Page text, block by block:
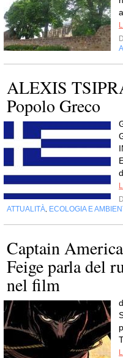
ALEXIS
Popolo Greco
ATTUALITÀ, ECOLOGIA E
Captain
Feige parla del
nel film